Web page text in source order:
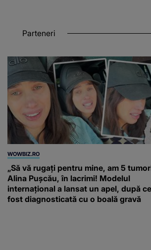
Parteneri
WOWBIZ.RO
„Să vă rugați pentru mine, am 5
Alina Pușcău, în lacrimi! Modelul
internațional a lansat un apel, după
fost diagnosticată cu o boală gravă